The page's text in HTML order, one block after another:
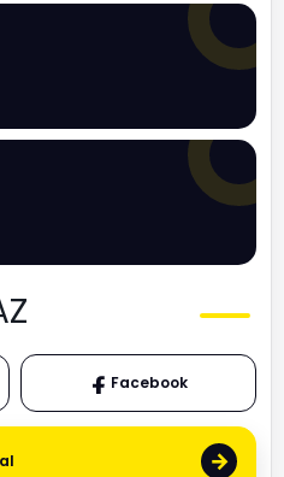
Facebook
→